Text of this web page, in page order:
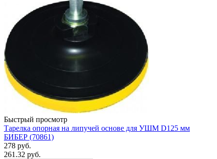
Быстрый просмотр
Тарелка опорная на липучей основе для УШМ D125 мм
БИБЕР (70861)
278 руб.
261.32 руб.